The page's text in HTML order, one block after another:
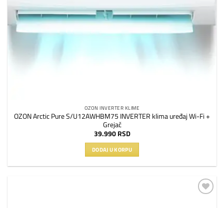
OZON INVERTER KLIME
OZON Arctic Pure S/U12AWHBM75 INVERTER klima uređaj Wi-Fi +
Grejač
39.990 RSD
DODAJ U KORPU